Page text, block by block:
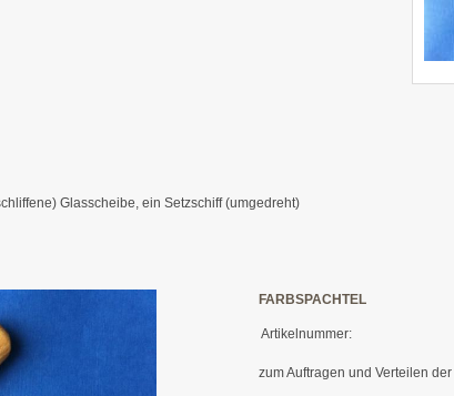
Glasscheibe, ein Setzschiff (umgedreht)
FARBSPACHTEL
Artikelnummer:
zum Auftragen und Verteilen der